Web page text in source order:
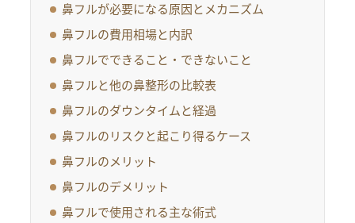
鼻フルが必要になる原因とメカニズム
鼻フルの費用相場と内訳
鼻フルでできること・できないこと
鼻フルと他の鼻整形の比較表
鼻フルのダウンタイムと経過
鼻フルのリスクと起こり得るケース
鼻フルのメリット
鼻フルのデメリット
鼻フルで使用される主な術式